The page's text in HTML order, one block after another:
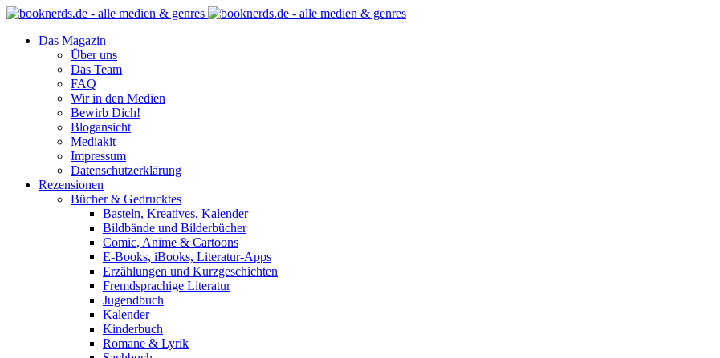
Das Magazin
Über uns
Das Team
FAQ
Wir in den Medien
Bewirb Dich!
Blogansicht
Mediakit
Impressum
Datenschutzerklärung
Rezensionen
Bücher & Gedrucktes
Basteln, Kreatives, Kalender
Bildbände und Bilderbücher
Comic, Anime & Cartoons
E-Books, iBooks, Literatur-Apps
Erzählungen und Kurzgeschichten
Fremdsprachige Literatur
Jugendbuch
Kalender
Kinderbuch
Romane & Lyrik